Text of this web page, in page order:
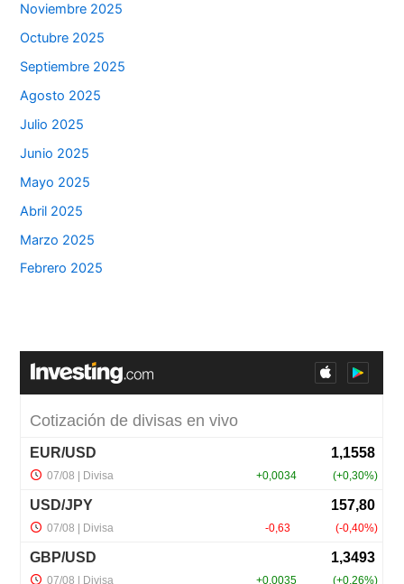
Noviembre 2025
Octubre 2025
Septiembre 2025
Agosto 2025
Julio 2025
Junio 2025
Mayo 2025
Abril 2025
Marzo 2025
Febrero 2025